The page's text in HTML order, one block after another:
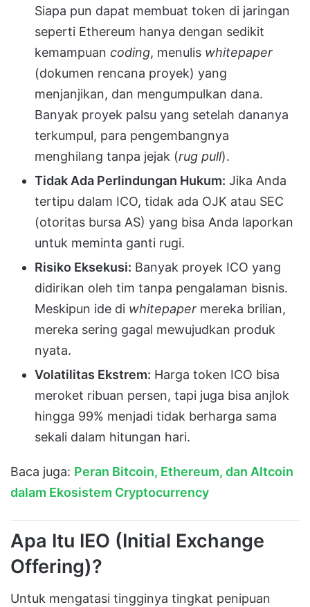
Siapa pun dapat membuat token di jaringan
seperti Ethereum hanya dengan sedikit
kemampuan coding, menulis whitepaper
(dokumen rencana proyek) yang
menjanjikan, dan mengumpulkan dana.
Banyak proyek palsu yang setelah dananya
terkumpul, para pengembangnya
menghilang tanpa jejak (rug pull).
Tidak Ada Perlindungan Hukum: Jika Anda
tertipu dalam ICO, tidak ada OJK atau SEC
(otoritas bursa AS) yang bisa Anda laporkan
untuk meminta ganti rugi.
Risiko Eksekusi: Banyak proyek ICO yang
didirikan oleh tim tanpa pengalaman bisnis.
Meskipun ide di whitepaper mereka brilian,
mereka sering gagal mewujudkan produk
nyata.
Volatilitas Ekstrem: Harga token ICO bisa
meroket ribuan persen, tapi juga bisa anjlok
hingga 99% menjadi tidak berharga sama
sekali dalam hitungan hari.
Baca juga: Peran Bitcoin, Ethereum, dan Altcoin
dalam Ekosistem Cryptocurrency
Apa Itu IEO (Initial Exchange
Offering)?
Untuk mengatasi tingginya tingkat penipuan